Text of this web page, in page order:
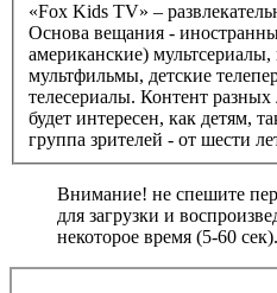
«Fox Kids TV» –
Основа вещания -
американские)
мультфильмы, детские
телесериалы. Контент
будет интересен, как детям,
группа зрителей - от шести
Внимание! не спешите
для загрузки и
некоторое время (5-60 сек).